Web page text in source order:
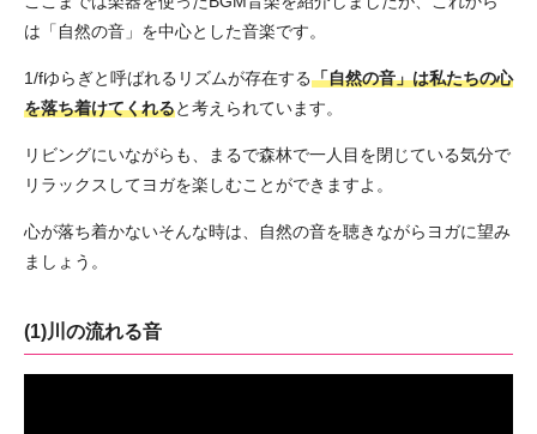
は「自然の音」を中心とした音楽です。
1/fゆらぎと呼ばれるリズムが存在する「自然の音」は私たちの心
を落ち着けてくれると考えられています。
リビングにいながらも、まるで森林で一人目を閉じている気分で
リラックスしてヨガを楽しむことができますよ。
心が落ち着かないそんな時は、自然の音を聴きながらヨガに望み
ましょう。
(1)川の流れる音